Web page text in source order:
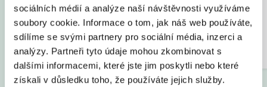
sociálních médií a analýze naší návštěvnosti využíváme
soubory cookie. Informace o tom, jak náš web používáte,
sdílíme se svými partnery pro sociální média, inzerci a
analýzy. Partneři tyto údaje mohou zkombinovat s
dalšími informacemi, které jste jim poskytli nebo které
získali v důsledku toho, že používáte jejich služby.
Úrok
2,09 %
Fixace
5 let
LTV
80 %
Specialista
Jana Žáčková
Fixace
LTV
Poplatky
Specialista